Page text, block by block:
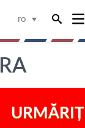
ro
URMĂRIȚI